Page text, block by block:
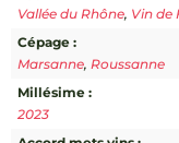
Vallée du Rhône, Vin de
Cépage :
Marsanne, Roussanne
Millésime :
2023